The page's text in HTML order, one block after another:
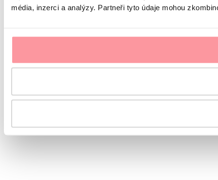
média, inzerci a analýzy. Partneři tyto údaje mohou